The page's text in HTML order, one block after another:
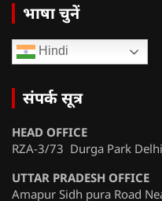
भाषा चुनें
Hindi
संपर्क सूत्र
HEAD OFFICE
RZA-3/73 Durga Park
UTTAR PRADESH OFFICE
Amapur Sidh pura Road